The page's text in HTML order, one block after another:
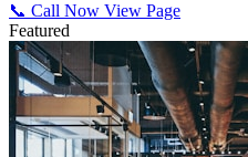
📞 Call Now View Page
Featured